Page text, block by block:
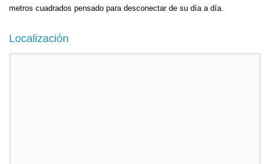
metros cuadrados pensado para desconectar de su día a día.
Localización